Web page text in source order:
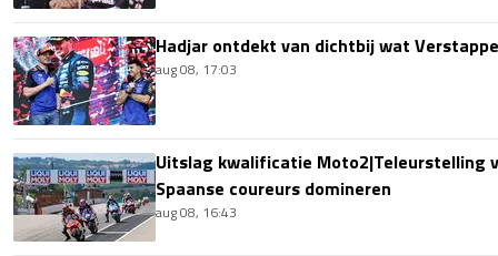
Hadjar ontdekt van dichtbij wat
aug 08, 17:03
Uitslag kwalificatie Moto2|Teleurstelling
Spaanse coureurs domineren
aug 08, 16:43